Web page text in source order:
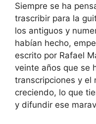
Siempre se ha
trascribir para la
los antiguos y
habían hecho,
escrito por Rafael
veinte años que se
transcripciones y el
creciendo, lo que
y difundir ese